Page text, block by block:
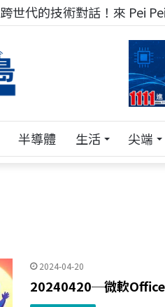
跨世代的技術對話！來 Pei
半導體 生活 尖端
2024-04-20
20240420─微軟Office